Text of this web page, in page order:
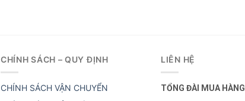
CHÍNH SÁCH – QUY ĐỊNH
CHÍNH SÁCH VẬN CHUYỂN
LIÊN HỆ
TỔNG ĐÀI MUA HÀNG